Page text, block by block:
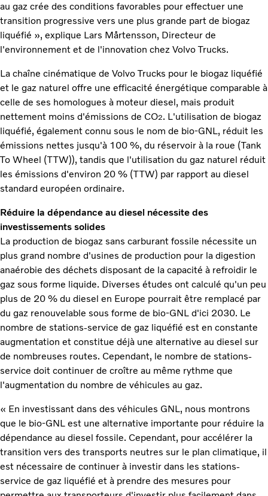
au gaz crée des conditions favorables pour effectuer une
transition progressive vers une plus grande part de biogaz
liquéfié », explique Lars Mårtensson, Directeur de
l'environnement et de l'innovation chez Volvo Trucks.
La chaîne cinématique de Volvo Trucks pour le biogaz liquéfié
et le gaz naturel offre une efficacité énergétique comparable à
celle de ses homologues à moteur diesel, mais produit
nettement moins d'émissions de CO2. L'utilisation de biogaz
liquéfié, également connu sous le nom de bio-GNL, réduit les
émissions nettes jusqu'à 100 %, du réservoir à la roue (Tank
To Wheel (TTW)), tandis que l'utilisation du gaz naturel réduit
les émissions d'environ 20 % (TTW) par rapport au diesel
standard européen ordinaire.
Réduire la dépendance au diesel nécessite des
investissements solides
La production de biogaz sans carburant fossile nécessite un
plus grand nombre d'usines de production pour la digestion
anaérobie des déchets disposant de la capacité à refroidir le
gaz sous forme liquide. Diverses études ont calculé qu'un peu
plus de 20 % du diesel en Europe pourrait être remplacé par
du gaz renouvelable sous forme de bio-GNL d'ici 2030. Le
nombre de stations-service de gaz liquéfié est en constante
augmentation et constitue déjà une alternative au diesel sur
de nombreuses routes. Cependant, le nombre de stations-
service doit continuer de croître au même rythme que
l'augmentation du nombre de véhicules au gaz.
« En investissant dans des véhicules GNL, nous montrons
que le bio-GNL est une alternative importante pour réduire la
dépendance au diesel fossile. Cependant, pour accélérer la
transition vers des transports neutres sur le plan climatique, il
est nécessaire de continuer à investir dans les stations-
service de gaz liquéfié et à prendre des mesures pour